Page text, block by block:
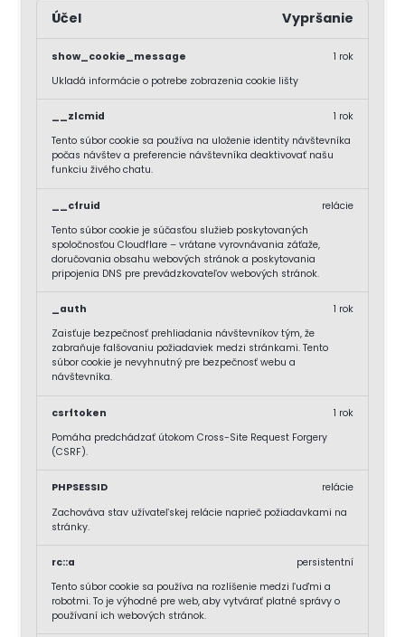
Účel Vypršanie
show_cookie_message
Ukladá informácie o potrebe zobrazenia cookie lišty
1 rok
__zlcmid
Tento súbor cookie sa používa na uloženie identity návštevníka
počas návštev a preferencie návštevníka deaktivovať našu
funkciu živého chatu.
1 rok
__cfruid
Tento súbor cookie je súčasťou služieb poskytovaných
spoločnosťou Cloudflare – vrátane vyrovnávania záťaže,
doručovania obsahu webových stránok a poskytovania
pripojenia DNS pre prevádzkovateľov webových stránok.
relácie
_auth
Zaisťuje bezpečnosť prehliadania návštevníkov tým, že
zabraňuje falšovaniu požiadaviek medzi stránkami. Tento
súbor cookie je nevyhnutný pre bezpečnosť webu a
návštevníka.
1 rok
csrftoken
Pomáha predchádzať útokom Cross-Site Request Forgery
(CSRF).
1 rok
PHPSESSID
Zachováva stav užívateľskej relácie naprieč požiadavkami na
stránky.
relácie
rc::a
Tento súbor cookie sa používa na rozlíšenie medzi ľuďmi a
robotmi. To je výhodné pre web, aby vytvárať platné správy o
používaní ich webových stránok.
persistentní